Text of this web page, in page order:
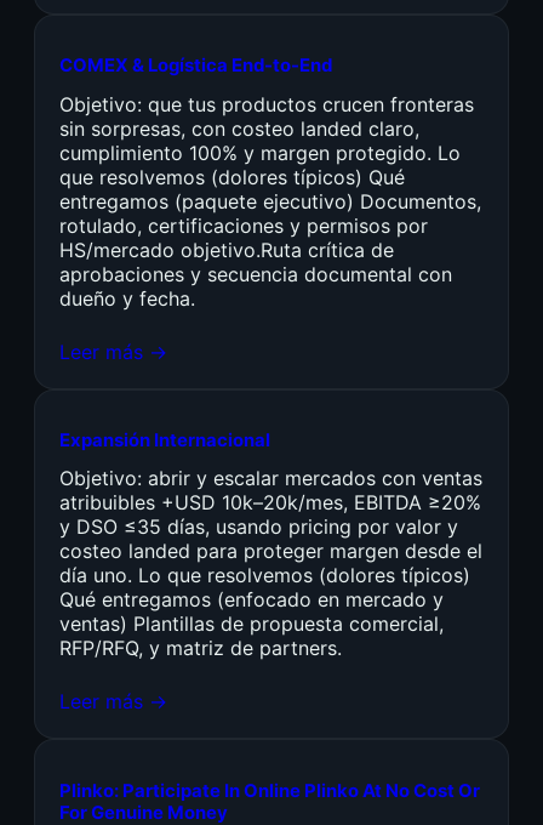
COMEX & Logística End-to-End
Objetivo: que tus productos crucen fronteras
sin sorpresas, con costeo landed claro,
cumplimiento 100% y margen protegido. Lo
que resolvemos (dolores típicos) Qué
entregamos (paquete ejecutivo) Documentos,
rotulado, certificaciones y permisos por
HS/mercado objetivo.Ruta crítica de
aprobaciones y secuencia documental con
dueño y fecha.
Leer más →
Expansión Internacional
Objetivo: abrir y escalar mercados con ventas
atribuibles +USD 10k–20k/mes, EBITDA ≥20%
y DSO ≤35 días, usando pricing por valor y
costeo landed para proteger margen desde el
día uno. Lo que resolvemos (dolores típicos)
Qué entregamos (enfocado en mercado y
ventas) Plantillas de propuesta comercial,
RFP/RFQ, y matriz de partners.
Leer más →
Plinko: Participate In Online Plinko At No Cost Or
For Genuine Money